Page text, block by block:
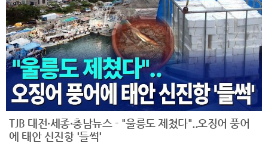
TJB 대전·세종·충남뉴스 - "울릉도 제쳤다"..오징어 풍어
에 태안 신진항 '들썩'